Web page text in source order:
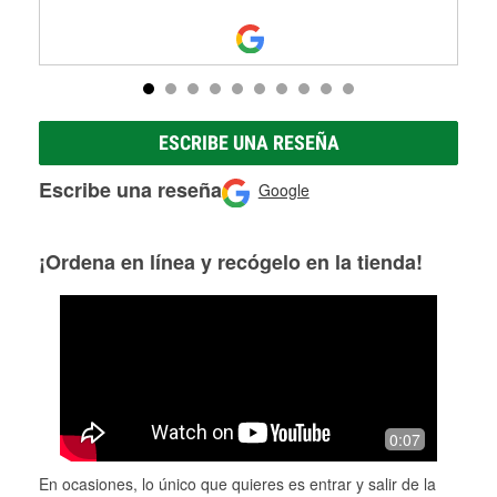
ESCRIBE UNA RESEÑA
Escribe una reseña Google
¡Ordena en línea y recógelo en la tienda!
0:07
En ocasiones, lo único que quieres es entrar y salir de la